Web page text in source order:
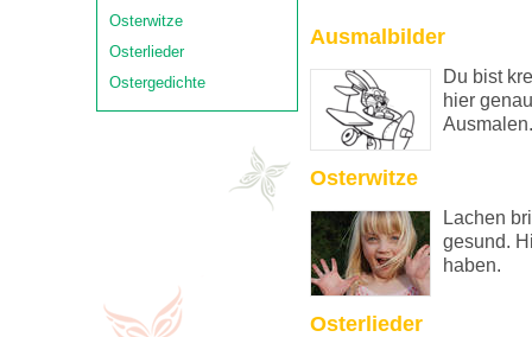
Osterwitze
Osterlieder
Ostergedichte
Ausmalbilder
Du bist
hier
Ausmalen.
Osterwitze
Lachen
gesund.
haben.
Osterlieder